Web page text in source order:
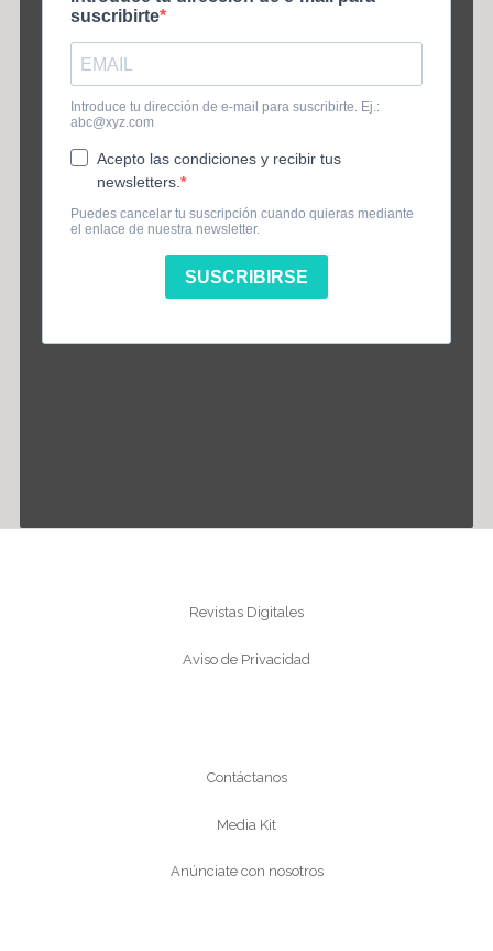
Revistas Digitales
Aviso de Privacidad
Contáctanos
Media Kit
Anúnciate con nosotros